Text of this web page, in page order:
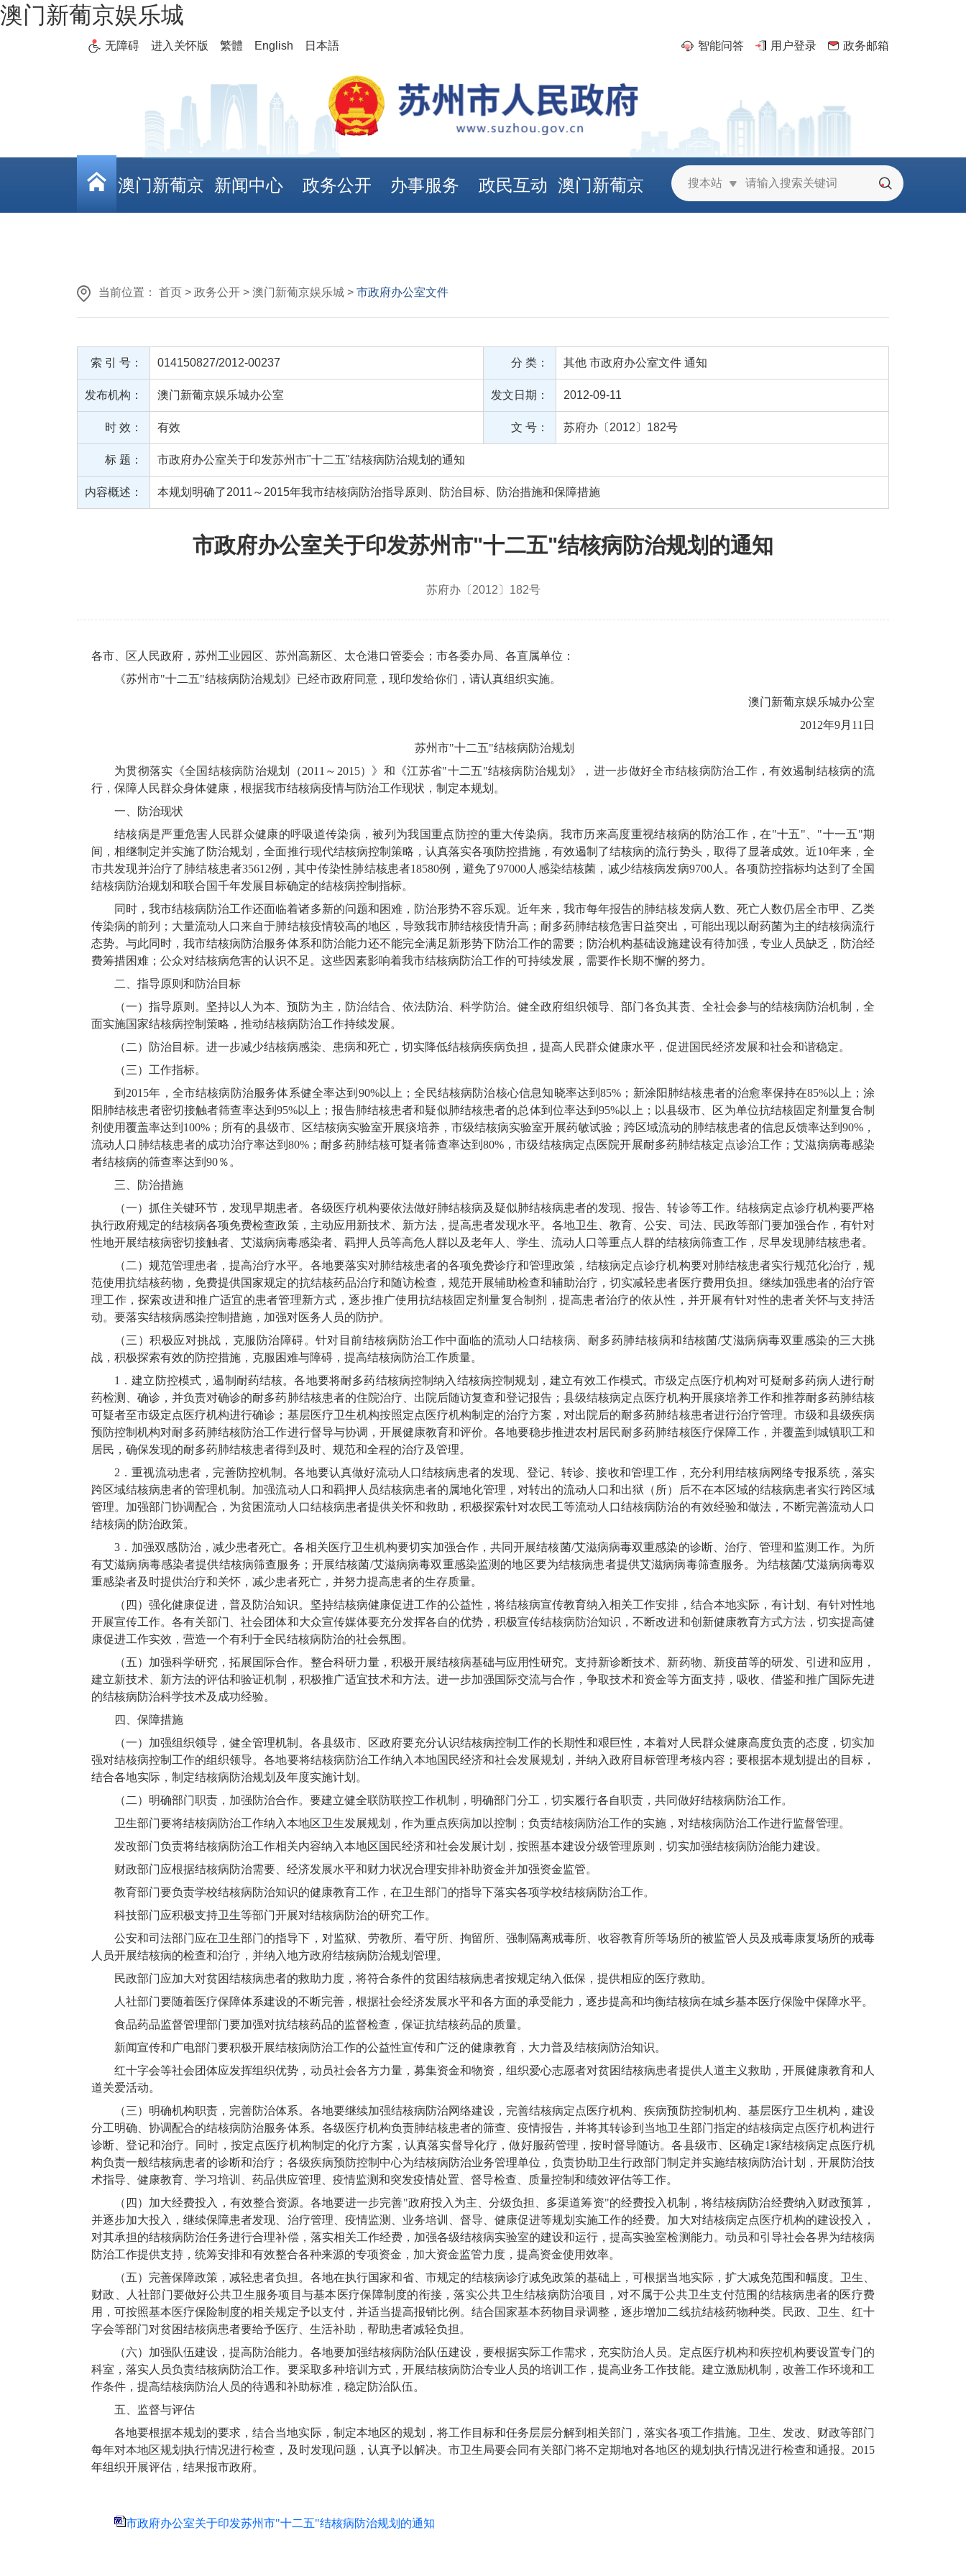
澳门新葡京娱乐城
无障碍 进入关怀版 繁體 English 日本語 智能问答 用户登录 政务邮箱
搜本站
澳门新葡京 新闻中心 政务公开 办事服务 政民互动 澳门新葡京
当前位置： 首页 > 政务公开 > 澳门新葡京娱乐城 > 市政府办公室文件
索 引 号： 014150827/2012-00237 分 类： 其他 市政府办公室文件 通知
发布机构： 澳门新葡京娱乐城办公室 发文日期： 2012-09-11
时 效： 有效 文 号： 苏府办〔2012〕182号
标 题： 市政府办公室关于印发苏州市"十二五"结核病防治规划的通知
内容概述： 本规划明确了2011～2015年我市结核病防治指导原则、防治目标、防治措施和保障措施
市政府办公室关于印发苏州市"十二五"结核病防治规划的通知
苏府办〔2012〕182号
各市、区人民政府，苏州工业园区、苏州高新区、太仓港口管委会；市各委办局、各直属单位：
《苏州市"十二五"结核病防治规划》已经市政府同意，现印发给你们，请认真组织实施。
澳门新葡京娱乐城办公室
2012年9月11日
苏州市"十二五"结核病防治规划
为贯彻落实《全国结核病防治规划（2011～2015）》和《江苏省"十二五"结核病防治规划》，进一步做好全市结核病防治工作，有效遏制结核病的流
行，保障人民群众身体健康，根据我市结核病疫情与防治工作现状，制定本规划。
一、防治现状
结核病是严重危害人民群众健康的呼吸道传染病，被列为我国重点防控的重大传染病。我市历来高度重视结核病的防治工作，在"十五"、"十一五"期
间，相继制定并实施了防治规划，全面推行现代结核病控制策略，认真落实各项防控措施，有效遏制了结核病的流行势头，取得了显著成效。近10年来，全
市共发现并治疗了肺结核患者35612例，其中传染性肺结核患者18580例，避免了97000人感染结核菌，减少结核病发病9700人。各项防控指标均达到了全国
结核病防治规划和联合国千年发展目标确定的结核病控制指标。
同时，我市结核病防治工作还面临着诸多新的问题和困难，防治形势不容乐观。近年来，我市每年报告的肺结核发病人数、死亡人数仍居全市甲、乙类
传染病的前列；大量流动人口来自于肺结核疫情较高的地区，导致我市肺结核疫情升高；耐多药肺结核危害日益突出，可能出现以耐药菌为主的结核病流行
态势。与此同时，我市结核病防治服务体系和防治能力还不能完全满足新形势下防治工作的需要；防治机构基础设施建设有待加强，专业人员缺乏，防治经
费筹措困难；公众对结核病危害的认识不足。这些因素影响着我市结核病防治工作的可持续发展，需要作长期不懈的努力。
二、指导原则和防治目标
（一）指导原则。坚持以人为本、预防为主，防治结合、依法防治、科学防治。健全政府组织领导、部门各负其责、全社会参与的结核病防治机制，全
面实施国家结核病控制策略，推动结核病防治工作持续发展。
（二）防治目标。进一步减少结核病感染、患病和死亡，切实降低结核病疾病负担，提高人民群众健康水平，促进国民经济发展和社会和谐稳定。
（三）工作指标。
到2015年，全市结核病防治服务体系健全率达到90%以上；全民结核病防治核心信息知晓率达到85%；新涂阳肺结核患者的治愈率保持在85%以上；涂
阳肺结核患者密切接触者筛查率达到95%以上；报告肺结核患者和疑似肺结核患者的总体到位率达到95%以上；以县级市、区为单位抗结核固定剂量复合制
剂使用覆盖率达到100%；所有的县级市、区结核病实验室开展痰培养，市级结核病实验室开展药敏试验；跨区域流动的肺结核患者的信息反馈率达到90%，
流动人口肺结核患者的成功治疗率达到80%；耐多药肺结核可疑者筛查率达到80%，市级结核病定点医院开展耐多药肺结核定点诊治工作；艾滋病病毒感染
者结核病的筛查率达到90％。
三、防治措施
（一）抓住关键环节，发现早期患者。各级医疗机构要依法做好肺结核病及疑似肺结核病患者的发现、报告、转诊等工作。结核病定点诊疗机构要严格
执行政府规定的结核病各项免费检查政策，主动应用新技术、新方法，提高患者发现水平。各地卫生、教育、公安、司法、民政等部门要加强合作，有针对
性地开展结核病密切接触者、艾滋病病毒感染者、羁押人员等高危人群以及老年人、学生、流动人口等重点人群的结核病筛查工作，尽早发现肺结核患者。
（二）规范管理患者，提高治疗水平。各地要落实对肺结核患者的各项免费诊疗和管理政策，结核病定点诊疗机构要对肺结核患者实行规范化治疗，规
范使用抗结核药物，免费提供国家规定的抗结核药品治疗和随访检查，规范开展辅助检查和辅助治疗，切实减轻患者医疗费用负担。继续加强患者的治疗管
理工作，探索改进和推广适宜的患者管理新方式，逐步推广使用抗结核固定剂量复合制剂，提高患者治疗的依从性，并开展有针对性的患者关怀与支持活
动。要落实结核病感染控制措施，加强对医务人员的防护。
（三）积极应对挑战，克服防治障碍。针对目前结核病防治工作中面临的流动人口结核病、耐多药肺结核病和结核菌/艾滋病病毒双重感染的三大挑
战，积极探索有效的防控措施，克服困难与障碍，提高结核病防治工作质量。
1．建立防控模式，遏制耐药结核。各地要将耐多药结核病控制纳入结核病控制规划，建立有效工作模式。市级定点医疗机构对可疑耐多药病人进行耐
药检测、确诊，并负责对确诊的耐多药肺结核患者的住院治疗、出院后随访复查和登记报告；县级结核病定点医疗机构开展痰培养工作和推荐耐多药肺结核
可疑者至市级定点医疗机构进行确诊；基层医疗卫生机构按照定点医疗机构制定的治疗方案，对出院后的耐多药肺结核患者进行治疗管理。市级和县级疾病
预防控制机构对耐多药肺结核防治工作进行督导与协调，开展健康教育和评价。各地要稳步推进农村居民耐多药肺结核医疗保障工作，并覆盖到城镇职工和
居民，确保发现的耐多药肺结核患者得到及时、规范和全程的治疗及管理。
2．重视流动患者，完善防控机制。各地要认真做好流动人口结核病患者的发现、登记、转诊、接收和管理工作，充分利用结核病网络专报系统，落实
跨区域结核病患者的管理机制。加强流动人口和羁押人员结核病患者的属地化管理，对转出的流动人口和出狱（所）后不在本区域的结核病患者实行跨区域
管理。加强部门协调配合，为贫困流动人口结核病患者提供关怀和救助，积极探索针对农民工等流动人口结核病防治的有效经验和做法，不断完善流动人口
结核病的防治政策。
3．加强双感防治，减少患者死亡。各相关医疗卫生机构要切实加强合作，共同开展结核菌/艾滋病病毒双重感染的诊断、治疗、管理和监测工作。为所
有艾滋病病毒感染者提供结核病筛查服务；开展结核菌/艾滋病病毒双重感染监测的地区要为结核病患者提供艾滋病病毒筛查服务。为结核菌/艾滋病病毒双
重感染者及时提供治疗和关怀，减少患者死亡，并努力提高患者的生存质量。
（四）强化健康促进，普及防治知识。坚持结核病健康促进工作的公益性，将结核病宣传教育纳入相关工作安排，结合本地实际，有计划、有针对性地
开展宣传工作。各有关部门、社会团体和大众宣传媒体要充分发挥各自的优势，积极宣传结核病防治知识，不断改进和创新健康教育方式方法，切实提高健
康促进工作实效，营造一个有利于全民结核病防治的社会氛围。
（五）加强科学研究，拓展国际合作。整合科研力量，积极开展结核病基础与应用性研究。支持新诊断技术、新药物、新疫苗等的研发、引进和应用，
建立新技术、新方法的评估和验证机制，积极推广适宜技术和方法。进一步加强国际交流与合作，争取技术和资金等方面支持，吸收、借鉴和推广国际先进
的结核病防治科学技术及成功经验。
四、保障措施
（一）加强组织领导，健全管理机制。各县级市、区政府要充分认识结核病控制工作的长期性和艰巨性，本着对人民群众健康高度负责的态度，切实加
强对结核病控制工作的组织领导。各地要将结核病防治工作纳入本地国民经济和社会发展规划，并纳入政府目标管理考核内容；要根据本规划提出的目标，
结合各地实际，制定结核病防治规划及年度实施计划。
（二）明确部门职责，加强防治合作。要建立健全联防联控工作机制，明确部门分工，切实履行各自职责，共同做好结核病防治工作。
卫生部门要将结核病防治工作纳入本地区卫生发展规划，作为重点疾病加以控制；负责结核病防治工作的实施，对结核病防治工作进行监督管理。
发改部门负责将结核病防治工作相关内容纳入本地区国民经济和社会发展计划，按照基本建设分级管理原则，切实加强结核病防治能力建设。
财政部门应根据结核病防治需要、经济发展水平和财力状况合理安排补助资金并加强资金监管。
教育部门要负责学校结核病防治知识的健康教育工作，在卫生部门的指导下落实各项学校结核病防治工作。
科技部门应积极支持卫生等部门开展对结核病防治的研究工作。
公安和司法部门应在卫生部门的指导下，对监狱、劳教所、看守所、拘留所、强制隔离戒毒所、收容教育所等场所的被监管人员及戒毒康复场所的戒毒
人员开展结核病的检查和治疗，并纳入地方政府结核病防治规划管理。
民政部门应加大对贫困结核病患者的救助力度，将符合条件的贫困结核病患者按规定纳入低保，提供相应的医疗救助。
人社部门要随着医疗保障体系建设的不断完善，根据社会经济发展水平和各方面的承受能力，逐步提高和均衡结核病在城乡基本医疗保险中保障水平。
食品药品监督管理部门要加强对抗结核药品的监督检查，保证抗结核药品的质量。
新闻宣传和广电部门要积极开展结核病防治工作的公益性宣传和广泛的健康教育，大力普及结核病防治知识。
红十字会等社会团体应发挥组织优势，动员社会各方力量，募集资金和物资，组织爱心志愿者对贫困结核病患者提供人道主义救助，开展健康教育和人
道关爱活动。
（三）明确机构职责，完善防治体系。各地要继续加强结核病防治网络建设，完善结核病定点医疗机构、疾病预防控制机构、基层医疗卫生机构，建设
分工明确、协调配合的结核病防治服务体系。各级医疗机构负责肺结核患者的筛查、疫情报告，并将其转诊到当地卫生部门指定的结核病定点医疗机构进行
诊断、登记和治疗。同时，按定点医疗机构制定的化疗方案，认真落实督导化疗，做好服药管理，按时督导随访。各县级市、区确定1家结核病定点医疗机
构负责一般结核病患者的诊断和治疗；各级疾病预防控制中心为结核病防治业务管理单位，负责协助卫生行政部门制定并实施结核病防治计划，开展防治技
术指导、健康教育、学习培训、药品供应管理、疫情监测和突发疫情处置、督导检查、质量控制和绩效评估等工作。
（四）加大经费投入，有效整合资源。各地要进一步完善"政府投入为主、分级负担、多渠道筹资"的经费投入机制，将结核病防治经费纳入财政预算，
并逐步加大投入，继续保障患者发现、治疗管理、疫情监测、业务培训、督导、健康促进等规划实施工作的经费。加大对结核病定点医疗机构的建设投入，
对其承担的结核病防治任务进行合理补偿，落实相关工作经费，加强各级结核病实验室的建设和运行，提高实验室检测能力。动员和引导社会各界为结核病
防治工作提供支持，统筹安排和有效整合各种来源的专项资金，加大资金监管力度，提高资金使用效率。
（五）完善保障政策，减轻患者负担。各地在执行国家和省、市规定的结核病诊疗减免政策的基础上，可根据当地实际，扩大减免范围和幅度。卫生、
财政、人社部门要做好公共卫生服务项目与基本医疗保障制度的衔接，落实公共卫生结核病防治项目，对不属于公共卫生支付范围的结核病患者的医疗费
用，可按照基本医疗保险制度的相关规定予以支付，并适当提高报销比例。结合国家基本药物目录调整，逐步增加二线抗结核药物种类。民政、卫生、红十
字会等部门对贫困结核病患者要给予医疗、生活补助，帮助患者减轻负担。
（六）加强队伍建设，提高防治能力。各地要加强结核病防治队伍建设，要根据实际工作需求，充实防治人员。定点医疗机构和疾控机构要设置专门的
科室，落实人员负责结核病防治工作。要采取多种培训方式，开展结核病防治专业人员的培训工作，提高业务工作技能。建立激励机制，改善工作环境和工
作条件，提高结核病防治人员的待遇和补助标准，稳定防治队伍。
五、监督与评估
各地要根据本规划的要求，结合当地实际，制定本地区的规划，将工作目标和任务层层分解到相关部门，落实各项工作措施。卫生、发改、财政等部门
每年对本地区规划执行情况进行检查，及时发现问题，认真予以解决。市卫生局要会同有关部门将不定期地对各地区的规划执行情况进行检查和通报。2015
年组织开展评估，结果报市政府。
市政府办公室关于印发苏州市"十二五"结核病防治规划的通知